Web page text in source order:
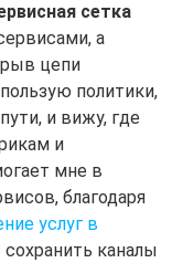
сетка
а
цепи
политики,
и вижу, где
и
мне в
благодаря
услуг в
каналы